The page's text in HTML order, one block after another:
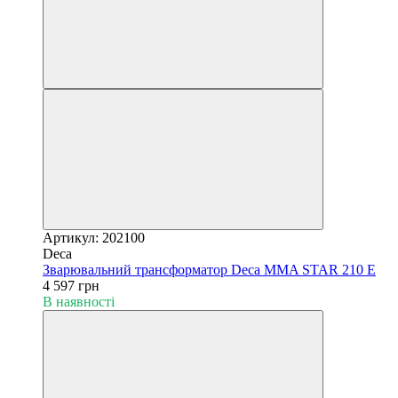
Артикул: 202100
Deca
Зварювальний трансформатор Deca MMA STAR 210 E
4 597 грн
В наявності